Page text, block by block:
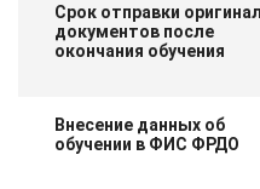
Срок отправки
документов после
окончания обучения
Внесение данных об
обучении в ФИС ФРДО